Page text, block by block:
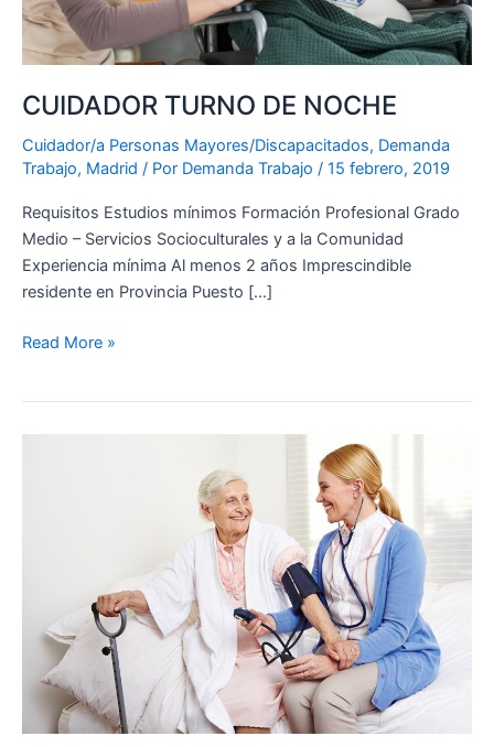
CUIDADOR TURNO DE NOCHE
Cuidador/a Personas Mayores/Discapacitados, Demanda
Trabajo, Madrid / Por Demanda Trabajo / 15 febrero, 2019
Requisitos Estudios mínimos Formación Profesional Grado
Medio – Servicios Socioculturales y a la Comunidad
Experiencia mínima Al menos 2 años Imprescindible
residente en Provincia Puesto […]
Read More »